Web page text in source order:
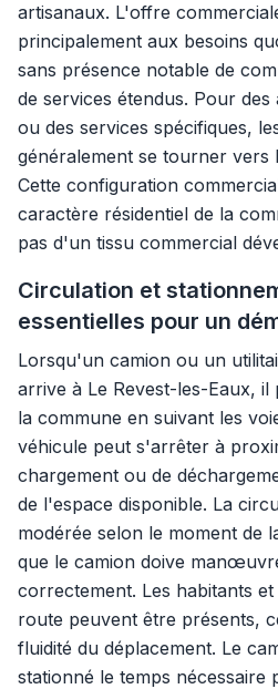
artisanaux. L'offre
principalement aux besoins
sans présence notable de
de services étendus. Pour des
ou des services spécifiques,
généralement se tourner vers
Cette configuration
caractère résidentiel de la
pas d'un tissu commercial
Circulation et
essentielles pour un
Lorsqu'un camion ou un
arrive à Le Revest-les-Eaux,
la commune en suivant les
véhicule peut s'arrêter à
chargement ou de
de l'espace disponible. La
modérée selon le moment de
que le camion doive
correctement. Les habitants
route peuvent être présents,
fluidité du déplacement. Le
stationné le temps nécessaire